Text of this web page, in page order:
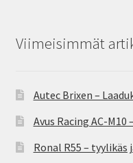
Viimeisimmät
Autec Brixen –
Avus Racing AC-M10
Ronal R55 – tyylikäs